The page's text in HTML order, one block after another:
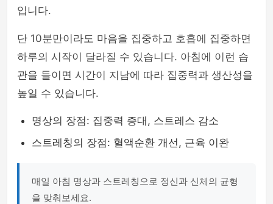
입니다.
단 10분만이라도 마음을 집중하고 호흡에 집중하면
하루의 시작이 달라질 수 있습니다. 아침에 이런 습
관을 들이면 시간이 지남에 따라 집중력과 생산성을
높일 수 있습니다.
명상의 장점: 집중력 증대, 스트레스 감소
스트레칭의 장점: 혈액순환 개선, 근육 이완
매일 아침 명상과 스트레칭으로 정신과 신체의 균형
을 맞춰보세요.